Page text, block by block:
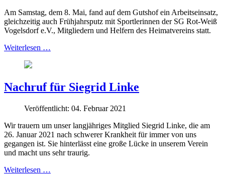
Am Samstag, dem 8. Mai, fand auf dem Gutshof ein Arbeitseinsatz,
gleichzeitig auch Frühjahrsputz mit Sportlerinnen der SG Rot-Weiß
Vogelsdorf e.V., Mitgliedern und Helfern des Heimatvereins statt.
Weiterlesen …
Nachruf für Siegrid Linke
Veröffentlicht: 04. Februar 2021
Wir trauern um unser langjähriges Mitglied Siegrid Linke, die am
26. Januar 2021 nach schwerer Krankheit für immer von uns
gegangen ist. Sie hinterlässt eine große Lücke in unserem Verein
und macht uns sehr traurig.
Weiterlesen …